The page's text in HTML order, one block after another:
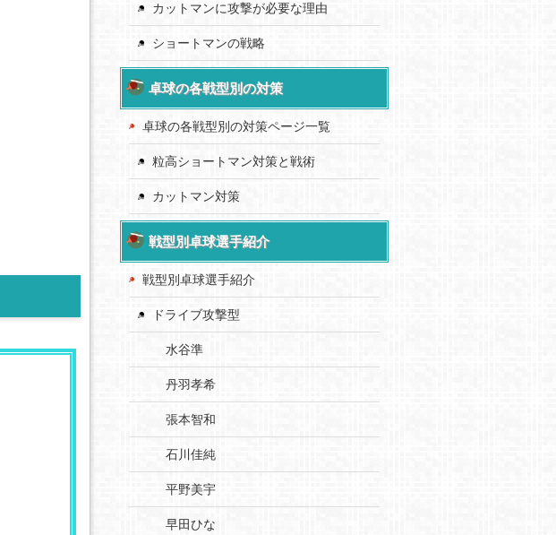
カットマンに攻撃が必要な理由
ショートマンの戦略
卓球の各戦型別の対策
卓球の各戦型別の対策ページ一覧
粒高ショートマン対策と戦術
カットマン対策
戦型別卓球選手紹介
戦型別卓球選手紹介
ドライブ攻撃型
水谷準
丹羽孝希
張本智和
石川佳純
平野美宇
早田ひな